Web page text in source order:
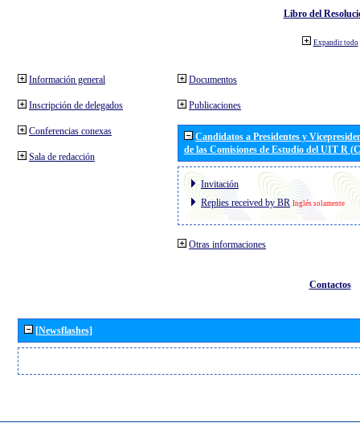
Libro del
Expandir todo
Información general
Inscripción de delegados
Conferencias conexas
Sala de redacción
Documentos
Publicaciones
Candidatos a Presidentes y
de las Comisiones de Estudio del UIT R
Invitación
Replies received by BR Inglés solamente
Otras informaciones
Contactos
[Newsflashes]